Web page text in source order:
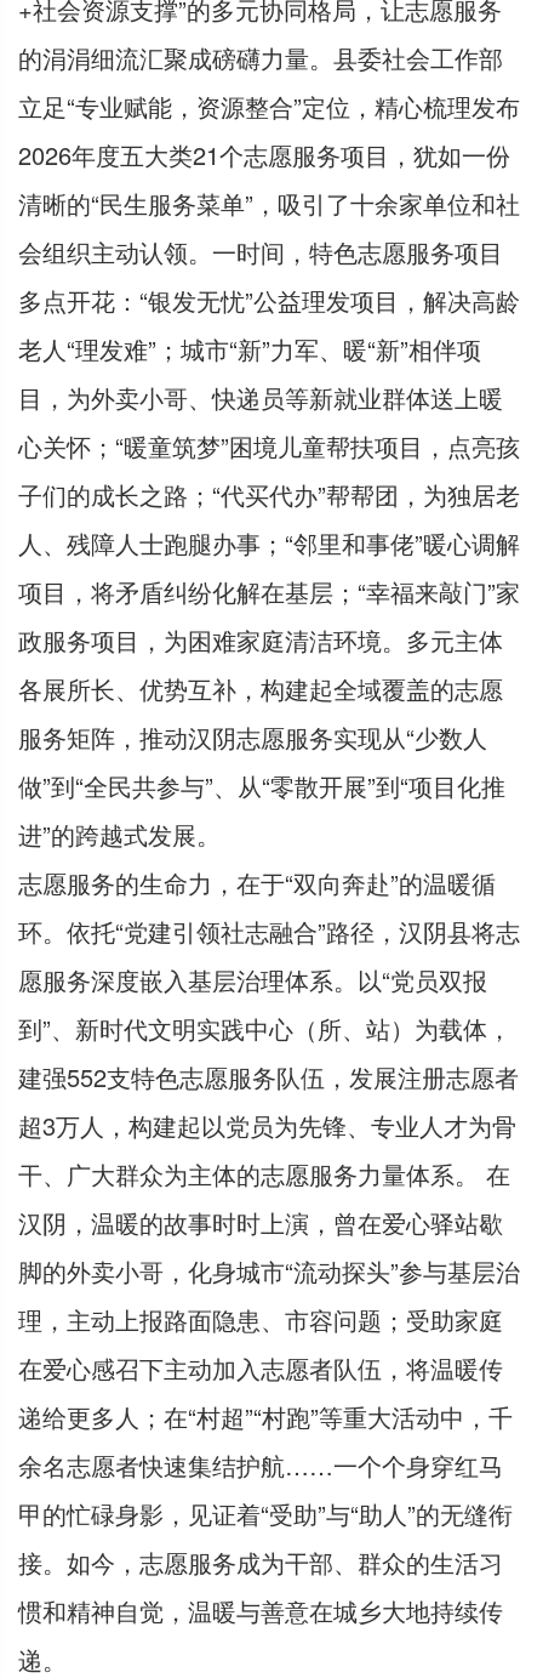
+社会资源支撑”的多元协同格局，让志愿服务
的涓涓细流汇聚成磅礴力量。县委社会工作部
立足“专业赋能，资源整合”定位，精心梳理发布
2026年度五大类21个志愿服务项目，犹如一份
清晰的“民生服务菜单”，吸引了十余家单位和社
会组织主动认领。一时间，特色志愿服务项目
多点开花：“银发无忧”公益理发项目，解决高龄
老人“理发难”；城市“新”力军、暖“新”相伴项
目，为外卖小哥、快递员等新就业群体送上暖
心关怀；“暖童筑梦”困境儿童帮扶项目，点亮孩
子们的成长之路；“代买代办”帮帮团，为独居老
人、残障人士跑腿办事；“邻里和事佬”暖心调解
项目，将矛盾纠纷化解在基层；“幸福来敲门”家
政服务项目，为困难家庭清洁环境。多元主体
各展所长、优势互补，构建起全域覆盖的志愿
服务矩阵，推动汉阴志愿服务实现从“少数人
做”到“全民共参与”、从“零散开展”到“项目化推
进”的跨越式发展。
志愿服务的生命力，在于“双向奔赴”的温暖循
环。依托“党建引领社志融合”路径，汉阴县将志
愿服务深度嵌入基层治理体系。以“党员双报
到”、新时代文明实践中心（所、站）为载体，
建强552支特色志愿服务队伍，发展注册志愿者
超3万人，构建起以党员为先锋、专业人才为骨
干、广大群众为主体的志愿服务力量体系。 在
汉阴，温暖的故事时时上演，曾在爱心驿站歇
脚的外卖小哥，化身城市“流动探头”参与基层治
理，主动上报路面隐患、市容问题；受助家庭
在爱心感召下主动加入志愿者队伍，将温暖传
递给更多人；在“村超”“村跑”等重大活动中，千
余名志愿者快速集结护航……一个个身穿红马
甲的忙碌身影，见证着“受助”与“助人”的无缝衔
接。如今，志愿服务成为干部、群众的生活习
惯和精神自觉，温暖与善意在城乡大地持续传
递。